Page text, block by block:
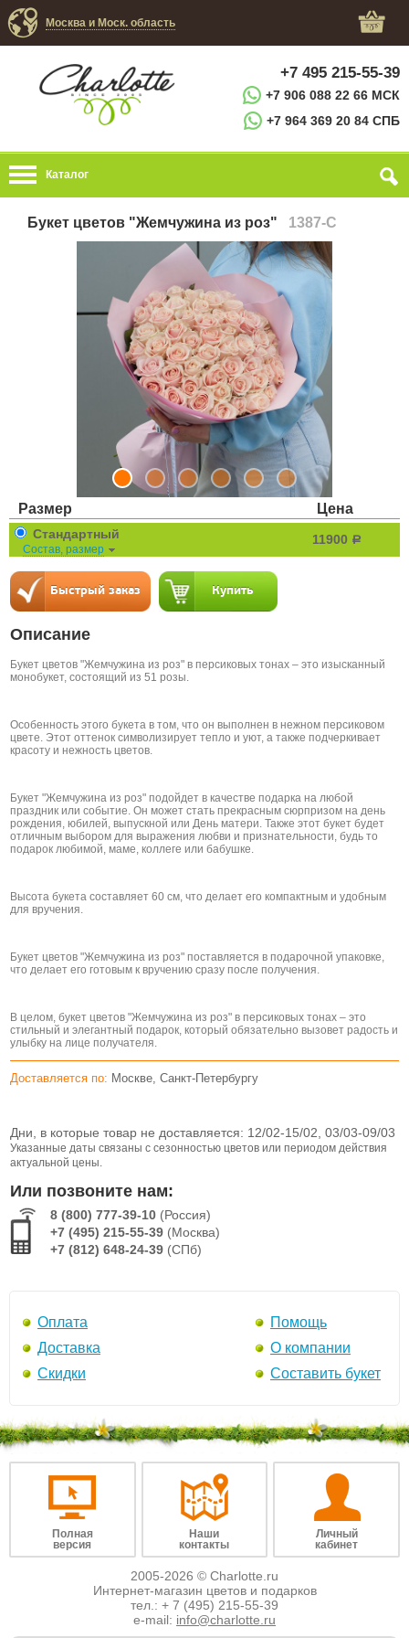
Москва и Моск. область
+7 495 215-55-39
+7 906 088 22 66 МСК
+7 964 369 20 84 СПБ
Каталог
Букет цветов "Жемчужина из роз" 1387-C
Размер Цена
Стандартный
Состав, размер
11900 a
Описание
Букет цветов "Жемчужина из роз" в персиковых тонах – это изысканный
монобукет, состоящий из 51 розы.
Особенность этого букета в том, что он выполнен в нежном персиковом
цвете. Этот оттенок символизирует тепло и уют, а также подчеркивает
красоту и нежность цветов.
Букет "Жемчужина из роз" подойдет в качестве подарка на любой
праздник или событие. Он может стать прекрасным сюрпризом на день
рождения, юбилей, выпускной или День матери. Также этот букет будет
отличным выбором для выражения любви и признательности, будь то
подарок любимой, маме, коллеге или бабушке.
Высота букета составляет 60 см, что делает его компактным и удобным
для вручения.
Букет цветов "Жемчужина из роз" поставляется в подарочной упаковке,
что делает его готовым к вручению сразу после получения.
В целом, букет цветов "Жемчужина из роз" в персиковых тонах – это
стильный и элегантный подарок, который обязательно вызовет радость и
улыбку на лице получателя.
Доставляется по: Москве, Санкт-Петербургу
Дни, в которые товар не доставляется: 12/02-15/02, 03/03-09/03
Указанные даты связаны с сезонностью цветов или периодом действия
актуальной цены.
Или позвоните нам:
8 (800) 777-39-10 (Россия)
+7 (495) 215-55-39 (Москва)
+7 (812) 648-24-39 (СПб)
Оплата
Доставка
Скидки
Помощь
О компании
Составить букет
Полная
версия
Наши
контакты
Личный
кабинет
2005-2026 © Charlotte.ru
Интернет-магазин цветов и подарков
тел.: + 7 (495) 215-55-39
e-mail: info@charlotte.ru